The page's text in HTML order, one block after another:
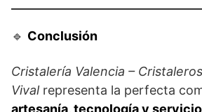
🔹 Conclusión
Cristalería Valencia –
Vivalrepresenta la perfecta
artesanía, tecnología y